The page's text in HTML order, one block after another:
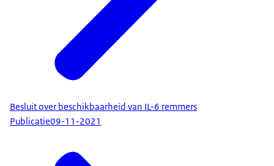
Besluit over beschikbaarheid van IL-6 remmers
Publicatie09-11-2021